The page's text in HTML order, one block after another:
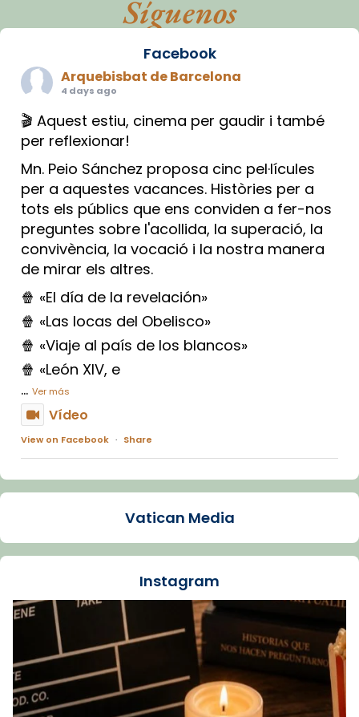
Síguenos
Facebook
Arquebisbat de Barcelona
4 days ago
🎬 Aquest estiu, cinema per gaudir i també
per reflexionar!
Mn. Peio Sánchez proposa cinc pel·lícules
per a aquestes vacances. Històries per a
tots els públics que ens conviden a fer-nos
preguntes sobre l'acollida, la superació, la
convivència, la vocació i la nostra manera
de mirar els altres.
🍿 «El día de la revelación»
🍿 «Las locas del Obelisco»
🍿 «Viaje al país de los blancos»
🍿 «León XIV, e
... Ver más
Vídeo
View on Facebook · Share
Arquebisbat de Barcelona
La Carmina va patir depressió. Fa gairebé
dos mesos, a l'Estadi Lluís Companys, la
Recupera l'entrevista comp
Vatican
tican News 👇
www.vaticannews.va/es/iglesia/news/2026-
07/carmina-historia-depresion-papa-viaje-
espana-testimoni...
Vatican Media
Instagram